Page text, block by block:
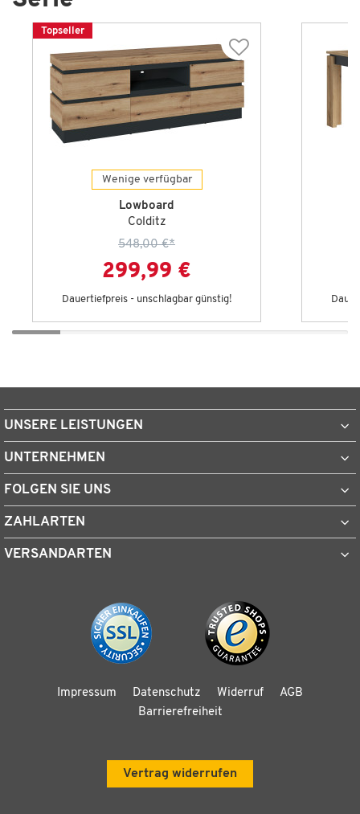
Topseller
Wenige verfügbar
Lowboard
Colditz
548,00 €*
299,99 €
Dauertiefpreis - unschlagbar günstig!
UNSERE LEISTUNGEN
UNTERNEHMEN
FOLGEN SIE UNS
ZAHLARTEN
VERSANDARTEN
Impressum Datenschutz Widerruf
AGB
Barrierefreiheit
Vertrag widerrufen